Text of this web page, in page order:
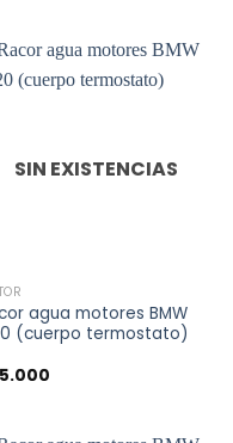
SIN EXISTENCIAS
agua motores BMW
(cuerpo termostato)